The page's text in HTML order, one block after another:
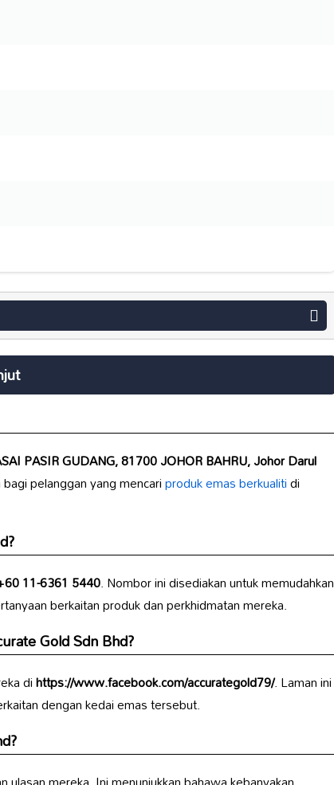
PASIR GUDANG, 81700 JOHOR BAHRU, Johor Darul
pelanggan yang mencariproduk emas berkualitidi
?
11-6361 5440. Nombor ini disediakan untuk memudahkan
berkaitan produk dan perkhidmatan mereka.
Gold Sdn Bhd?
dihttps://www.facebook.com/accurategold79/. Laman ini
dengan kedai emas tersebut.
?